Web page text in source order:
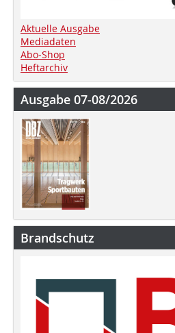
Aktuelle Ausgabe
Mediadaten
Abo-Shop
Heftarchiv
Ausgabe 07-08/2026
Brandschutz